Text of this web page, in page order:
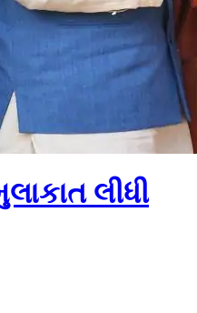
લીધી